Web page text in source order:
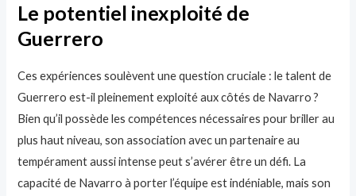
Le potentiel inexploité de
Guerrero
Ces expériences soulèvent une question cruciale : le talent de
Guerrero est-il pleinement exploité aux côtés de Navarro ?
Bien qu’il possède les compétences nécessaires pour briller au
plus haut niveau, son association avec un partenaire au
tempérament aussi intense peut s’avérer être un défi. La
capacité de Navarro à porter l’équipe est indéniable, mais son